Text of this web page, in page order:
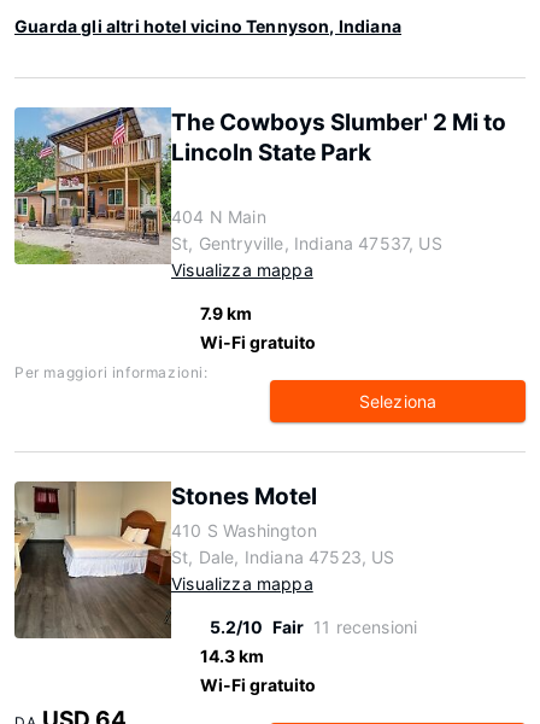
Guarda gli altri hotel vicino Tennyson, Indiana
The Cowboys Slumber' 2 Mi to
Lincoln State Park
404 N Main
St, Gentryville, Indiana 47537, US
Visualizza mappa
7.9 km
Wi-Fi gratuito
Per maggiori informazioni:
Seleziona
Stones Motel
410 S Washington
St, Dale, Indiana 47523, US
Visualizza mappa
5.2/10 Fair 11 recensioni
14.3 km
Wi-Fi gratuito